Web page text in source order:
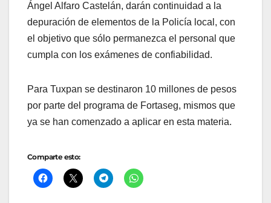
Ángel Alfaro Castelán, darán continuidad a la
depuración de elementos de la Policía local, con
el objetivo que sólo permanezca el personal que
cumpla con los exámenes de confiabilidad.
Para Tuxpan se destinaron 10 millones de pesos
por parte del programa de Fortaseg, mismos que
ya se han comenzado a aplicar en esta materia.
Comparte esto: